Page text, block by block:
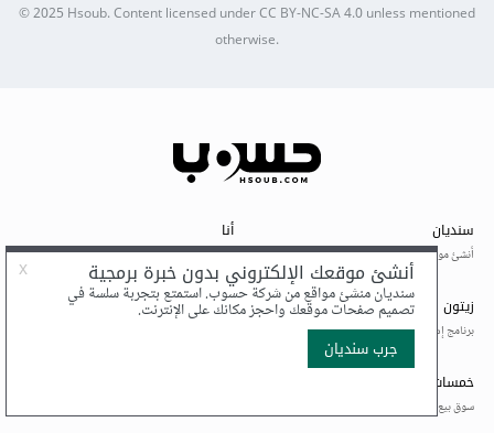
© 2025 Hsoub.Content licensed underCC BY-NC-SA 4.0unless mentioned
otherwise.